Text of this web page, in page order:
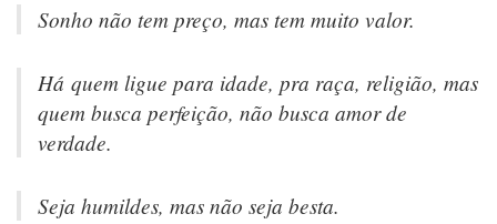
Sonho não tem preço, mas tem muito valor.
Há quem ligue para idade, pra raça, religião, mas
quem busca perfeição, não busca amor de
verdade.
Seja humildes, mas não seja besta.